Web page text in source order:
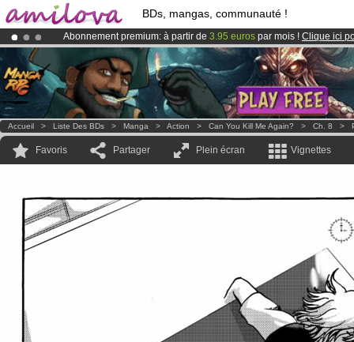
BDs, mangas, communauté !
Abonnement premium: à partir de 3.95 euros par mois ! Clique ici
Déjà 100000membreset 1000BDs & Mangas!
LeKickstarter Amilova est désormais lancé
Accueil > Liste Des BDs > Manga > Action > Can You Kill Me Again? > Ch. 8 >
Favoris Partager Plein écran Vignettes